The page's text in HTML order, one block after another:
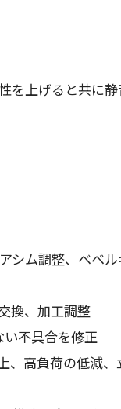
を上げると共に
シム調整、ベベ
換、加工調整
不具合を修正
、高負荷の低減、